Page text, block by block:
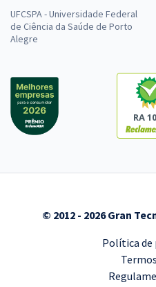
UFCSPA - Universidade Federal
de Ciência da Saúde de Porto
Alegre
RA
© 2012 - 2026 Gran
Política de